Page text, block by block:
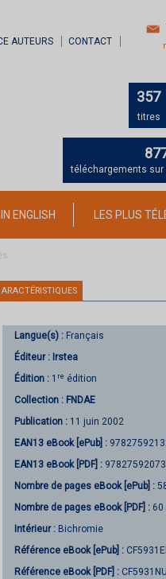
AUTEURS CONTACT
357
titres
téléchargements sur
ENGLISH LES PLUS
Langue(s) : Français
Éditeur : Irstea
Édition : 1 re édition
Collection : FNDAE
Publication : 11 juin 2002
EAN13 eBook [ePub] :
EAN13 eBook [PDF] :
Nombre de pages eBook [ePub] :
Nombre de pages eBook [PDF] : 60
Intérieur : Bichromie
Référence eBook [ePub] :
Référence eBook [PDF] :